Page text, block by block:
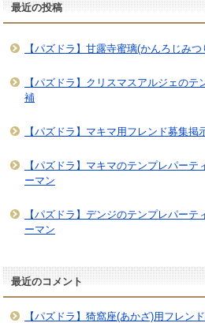
最近の投稿
【パズドラ】甘露寺蜜璃(かんろじみ
【パズドラ】クリスマスアルジェの
補
【パズドラ】マキマ用フレンド募集
【パズドラ】マキマのテンプレパー
ーマン
【パズドラ】デンジのテンプレパー
ーマン
最近のコメント
【パズドラ】猗窩座(あかざ)用フレン